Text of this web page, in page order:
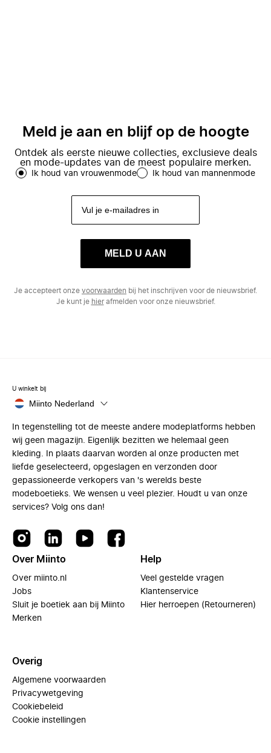
Meld je aan en blijf op de hoogte
Ontdek als eerste nieuwe collecties, exclusieve deals
en mode-updates van de meest populaire merken.
Ik houd van vrouwenmode Ik houd van mannenmode
MELD U AAN
Je accepteert onze voorwaarden bij het inschrijven voor de nieuwsbrief.
Je kunt je hierafmelden voor onze nieuwsbrief.
U winkelt bij
Miinto Nederland
In tegenstelling tot de meeste andere modeplatforms hebben
wij geen magazijn. Eigenlijk bezitten we helemaal geen
kleding. In plaats daarvan worden al onze producten met
liefde geselecteerd, opgeslagen en verzonden door
gepassioneerde verkopers van 's werelds beste
modeboetieks. We wensen u veel plezier. Houdt u van onze
services? Volg ons dan!
Over Miinto
Over miinto.nl
Jobs
Sluit je boetiek aan bij Miinto
Merken
Help
Veel gestelde vragen
Klantenservice
Hier herroepen (Retourneren)
Overig
Algemene voorwaarden
Privacywetgeving
Cookiebeleid
Cookie instellingen